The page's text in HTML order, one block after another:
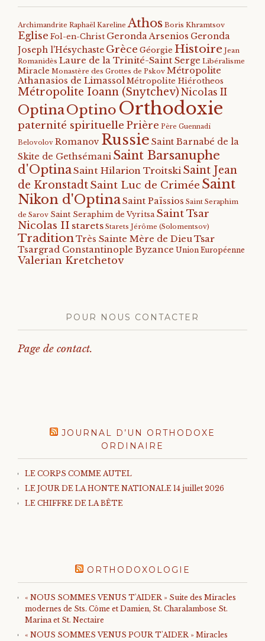
Archimandrite Raphaël Kareline Athos Boris Khramtsov
Eglise Fol-en-Christ Geronda Arsenios Geronda
Joseph l'Hésychaste Grèce Géorgie Histoire Jean
Romanidès Laure de la Trinité-Saint Serge Libéralisme
Miracle Monastère des Grottes de Pskov Métropolite
Athanasios de Limassol Métropolite Hiérotheos
Métropolite Ioann (Snytchev) Nicolas II
OptinaOptino Orthodoxie
paternité spirituelle Prière Père Guennadi
Belovolov Romanov Russie Saint Barnabé de la
Skite de Gethsémani Saint Barsanuphe
d'Optina Saint Hilarion Troitski Saint Jean
de KronstadtSaint Luc de Crimée Saint
Nikon d'OptinaSaint Païssios Saint Seraphim
de Sarov Saint Seraphim de Vyritsa Saint Tsar
Nicolas II starets Starets Jérôme (Solomentsov)
TraditionTrès Sainte Mère de DieuTsar
Tsargrad Constantinople Byzance Union Européenne
Valerian Kretchetov
POUR NOUS CONTACTER
Page de contact.
JOURNAL D’UN ORTHODOXE
ORDINAIRE
LE CORPS COMME AUTEL
LE JOUR DE LA HONTE NATIONALE 14 juillet 2026
LE CHIFFRE DE LA BÊTE
ORTHODOXOLOGIE
« NOUS SOMMES VENUS T'AIDER » Suite des Miracles
modernes de Sts. Côme et Damien, St. Charalambose St.
Marina et St. Nectaire
« NOUS SOMMES VENUS POUR T'AIDER » Miracles